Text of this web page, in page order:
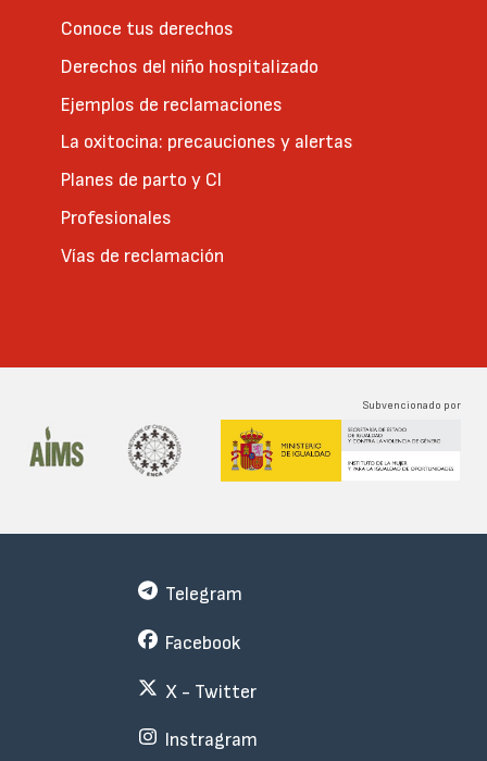
Conoce tus derechos
Derechos del niño hospitalizado
Ejemplos de reclamaciones
La oxitocina: precauciones y alertas
Planes de parto y CI
Profesionales
Vías de reclamación
Subvencionado por
Telegram
Facebook
X - Twitter
Instragram